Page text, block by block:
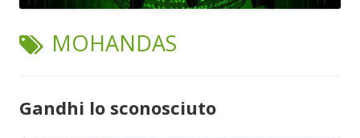
TAG:
MOHANDAS
Gandhi lo sconosciuto